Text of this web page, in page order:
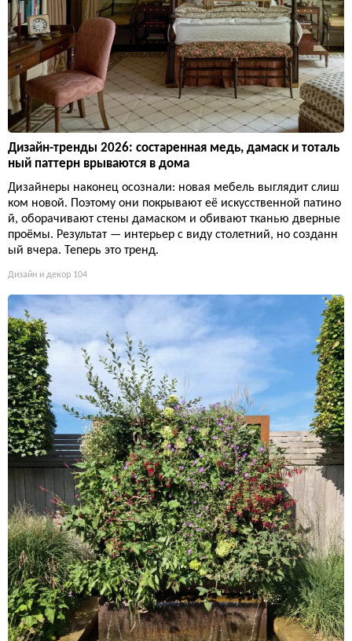
Дизайн-тренды 2026: состаренная медь, дамаск и тоталь
ный паттерн врываются в дома
Дизайнеры наконец осознали: новая мебель выглядит слиш
ком новой. Поэтому они покрывают её искусственной патино
й, оборачивают стены дамаском и обивают тканью дверные
проёмы. Результат — интерьер с виду столетний, но созданн
ый вчера. Теперь это тренд.
Дизайн и декор 104